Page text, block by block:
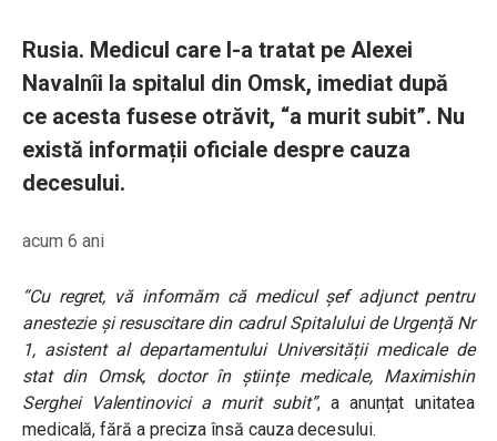
Rusia. Medicul care l-a tratat pe Alexei
Navalnîi la spitalul din Omsk, imediat după
ce acesta fusese otrăvit, “a murit subit”. Nu
există informații oficiale despre cauza
decesului.
acum 6 ani
“Cu regret, vă informăm că medicul șef adjunct pentru
anestezie și resuscitare din cadrul Spitalului de Urgență Nr
1, asistent al departamentului Universității medicale de
stat din Omsk, doctor în științe medicale, Maximishin
Serghei Valentinovici a murit subit”, a anunțat unitatea
medicală, fără a preciza însă cauza decesului.